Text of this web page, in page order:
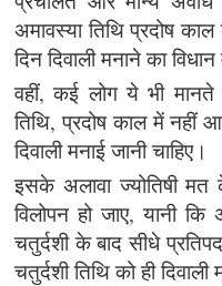
अमावस्या तिथि प्रदोष
दिन दिवाली मनाने का विधान
वहीं, कई लोग ये भी
तिथि, प्रदोष काल में नहीं
दिवाली मनाई जानी चाहिए।
इसके अलावा ज्योतिषी
विलोपन हो जाए, यानी
चतुर्दशी के बाद सीधे
चतुर्दशी तिथि को ही